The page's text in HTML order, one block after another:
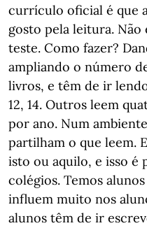
currículo oficial é que
gosto pela leitura.
teste. Como fazer?
ampliando o número
livros, e têm de ir
12, 14. Outros leem
por ano. Num
partilham o que leem.
isto ou aquilo, e isso
colégios. Temos
influem muito nos
alunos têm de ir